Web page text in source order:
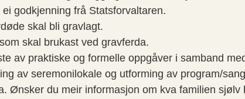
godkjenning frå Statsforvaltaren.
skal bli gravlagt.
skal brukast ved gravferda.
av praktiske og formelle oppgåver i samband
av seremonilokale og utforming av program/
Ønsker du meir informasjon om kva familien